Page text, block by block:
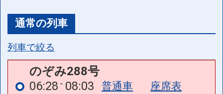
通常の列車
列車で絞る
のぞみ288号
06:28 08:03 普通車
座席表